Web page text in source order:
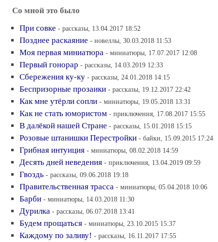
Со мной это было
При совке - рассказы, 13.04.2017 18:52
Позднее раскаяние - новеллы, 30.03.2018 11:53
Моя первая миниатюра - миниатюры, 17.07.2017 12:08
Первый гонорар - рассказы, 14.03.2019 12:33
Сбережения ку-ку - рассказы, 24.01.2018 14:15
Беспризорные прозаики - рассказы, 19.12.2017 22:42
Как мне утёрли сопли - миниатюры, 19.05.2018 13:31
Как не стать юмористом - приключения, 17.08.2017 15:55
В далёкой нашей Стране - рассказы, 15.01.2018 15:15
Розовые штанишки Перестройки - байки, 15.09.2015 17:24
Грибная интуиция - миниатюры, 08.02.2018 14:59
Десять дней неведения - приключения, 13.04.2019 09:59
Гвоздь - рассказы, 09.06.2018 19:18
Правительственная трасса - миниатюры, 05.04.2018 10:06
Барби - миниатюры, 14.03.2018 11:30
Дурилка - рассказы, 06.07.2018 13:41
Будем прощаться - миниатюры, 23.10.2015 15:37
Каждому по заливу! - рассказы, 16.11.2017 17:55